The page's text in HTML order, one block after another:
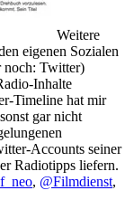
Weitere
eigenen Sozialen
noch: Twitter)
Inhalte
Timeline hat mir
gar nicht
Accounts seiner
Radiotipps liefern.
, @Filmdienst,